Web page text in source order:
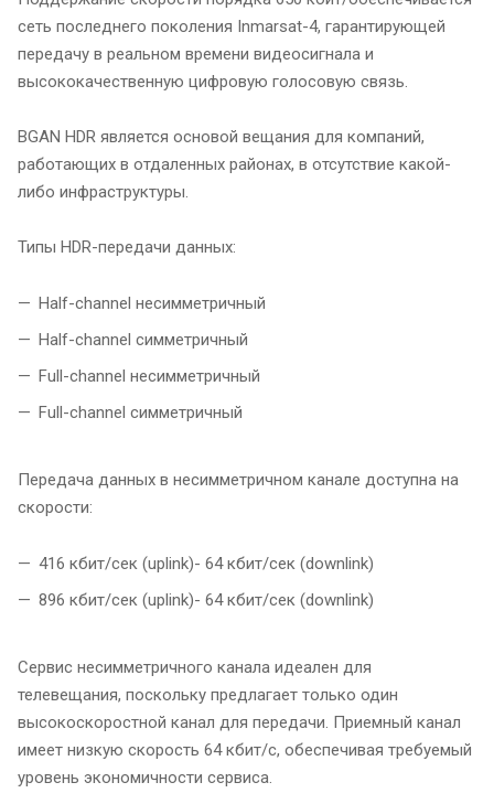
сеть последнего поколения Inmarsat-4, гарантирующей
передачу в реальном времени видеосигнала и
высококачественную цифровую голосовую связь.
BGAN HDR является основой вещания для компаний,
работающих в отдаленных районах, в отсутствие какой-
либо инфраструктуры.
Типы HDR-передачи данных:
Half-channel несимметричный
Half-channel симметричный
Full-channel несимметричный
Full-channel симметричный
Передача данных в несимметричном канале доступна на
скорости:
416 кбит/сек (uplink)- 64 кбит/сек (downlink)
896 кбит/сек (uplink)- 64 кбит/сек (downlink)
Сервис несимметричного канала идеален для
телевещания, поскольку предлагает только один
высокоскоростной канал для передачи. Приемный канал
имеет низкую скорость 64 кбит/с, обеспечивая требуемый
уровень экономичности сервиса.